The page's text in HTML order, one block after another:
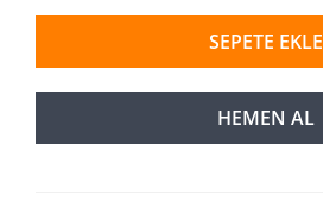
SEPETE EKLE
HEMEN AL